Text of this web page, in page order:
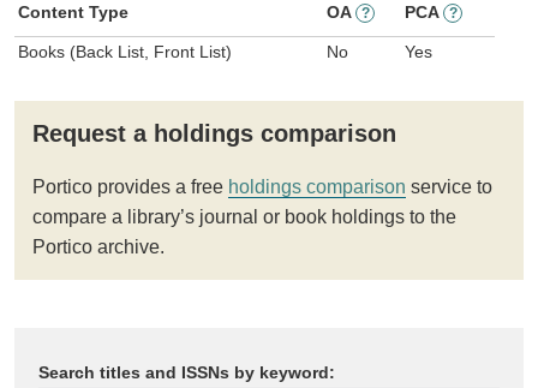
Content Type OA ? PCA ?
Books (Back List, Front List) No Yes
Request a holdings comparison
Portico provides a free holdings comparison service to
compare a library’s journal or book holdings to the
Portico archive.
Search titles and ISSNs by keyword: